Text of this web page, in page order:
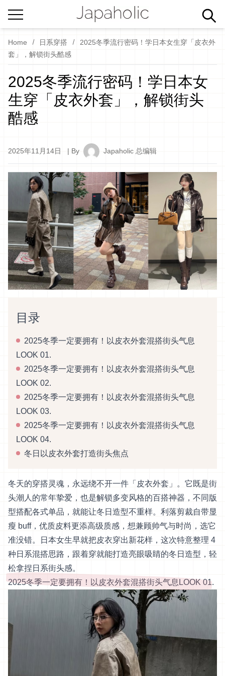
Home 日系穿搭
2025冬季流行密码！学日本女生穿「皮衣外
套」，解锁街头酷感
2025冬季流行密码！学日本女
生穿「皮衣外套」，解锁街头
酷感
2025年11月14日 | By Japaholic 总编辑
目录
2025冬季一定要拥有！以皮衣外套混搭街头气息
LOOK 01.
2025冬季一定要拥有！以皮衣外套混搭街头气息
LOOK 02.
2025冬季一定要拥有！以皮衣外套混搭街头气息
LOOK 03.
2025冬季一定要拥有！以皮衣外套混搭街头气息
LOOK 04.
冬日以皮衣外套打造街头焦点
冬天的穿搭灵魂，永远绕不开一件「皮衣外套」。它既是街
头潮人的常年挚爱，也是解锁多变风格的百搭神器，不同版
型搭配各式单品，就能让冬日造型不重样。利落剪裁自带显
瘦 buff，优质皮料更添高级质感，想兼顾帅气与时尚，选它
准没错。日本女生早就把皮衣穿出新花样，这次特意整理 4
种日系混搭思路，跟着穿就能打造亮眼吸睛的冬日造型，轻
松拿捏日系街头感。
2025冬季一定要拥有！以皮衣外套混搭街头气息LOOK 01.